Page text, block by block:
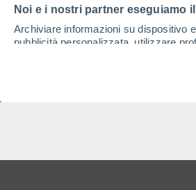
Noi e i nostri partner eseguiamo
Archiviare informazioni su dispositivo
pubblicità personalizzata, utilizzare
prestazioni dei contenuti,
sviluppare e migliorare i servizi,